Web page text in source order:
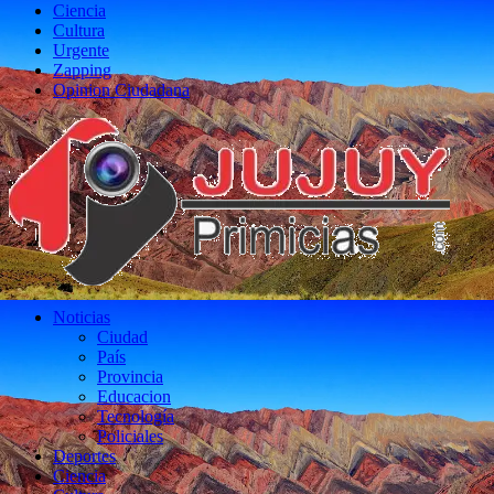
Ciencia
Cultura
Urgente
Zapping
Opinion Ciudadana
Noticias
Ciudad
País
Provincia
Educacion
Tecnología
Policiales
Deportes
Ciencia